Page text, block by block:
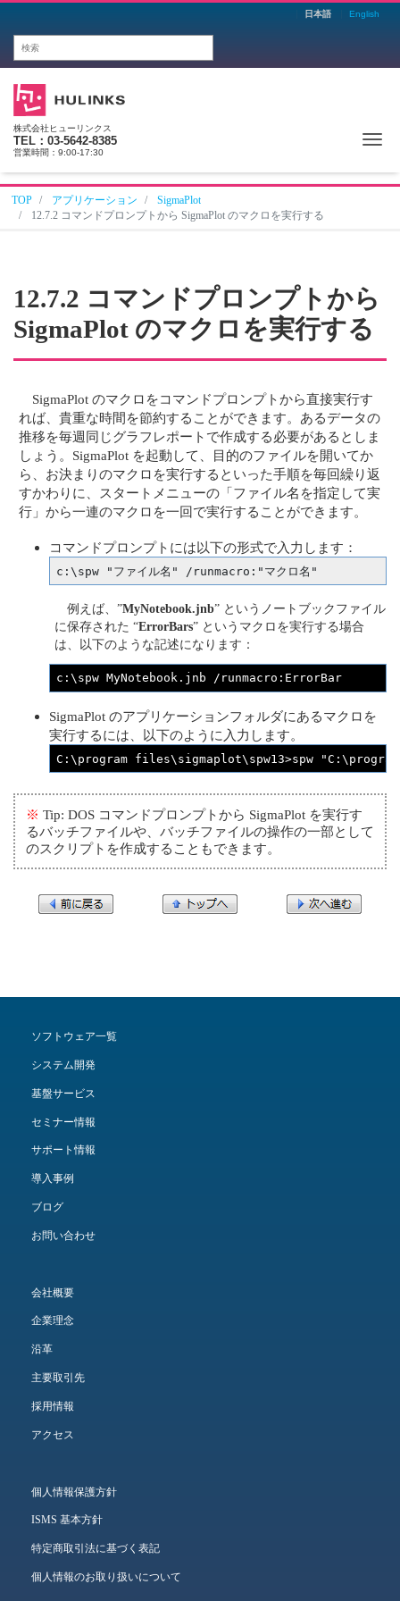
日本語 English
株式会社ヒューリンクス
TEL：03-5642-8385
営業時間：9:00-17:30
TOP アプリケーション
SigmaPlot
12.7.2 コマンドプロンプトから SigmaPlot のマクロを実行する
12.7.2 コマンドプロンプトから
SigmaPlot のマクロを実行する
SigmaPlot のマクロをコマンドプロンプトから直接実行す
れば、貴重な時間を節約することができます。あるデータの
推移を毎週同じグラフレポートで作成する必要があるとしま
しょう。SigmaPlot を起動して、目的のファイルを開いてか
ら、お決まりのマクロを実行するといった手順を毎回繰り返
すかわりに、スタートメニューの「ファイル名を指定して実
行」から一連のマクロを一回で実行することができます。
コマンドプロンプトには以下の形式で入力します：
c:\spw " ファイル名 " /runmacro:" マクロ名 "
例えば、”MyNotebook.jnb” というノートブックファイル
に保存された “ErrorBars” というマクロを実行する場合
は、以下のような記述になります：
c:\spw MyNotebook.jnb /runmacro:ErrorBar
SigmaPlot のアプリケーションフォルダにあるマクロを
実行するには、以下のように入力します。
C:\program files\sigmaplot\spw13>spw
※ Tip: DOS コマンドプロンプトから SigmaPlot を実行す
るバッチファイルや、バッチファイルの操作の一部として
のスクリプトを作成することもできます。
ソフトウェア一覧
システム開発
基盤サービス
セミナー情報
サポート情報
導入事例
ブログ
お問い合わせ
会社概要
企業理念
沿革
主要取引先
採用情報
アクセス
個人情報保護方針
ISMS 基本方針
特定商取引法に基づく表記
個人情報のお取り扱いについて